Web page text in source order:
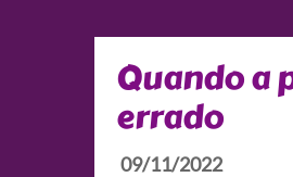
Quando a
errado
09/11/2022